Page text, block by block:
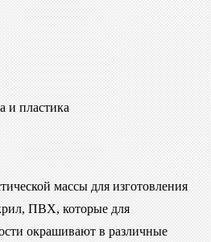
и пластика
массы для изготовления
ПВХ, которые для
окрашивают в различные